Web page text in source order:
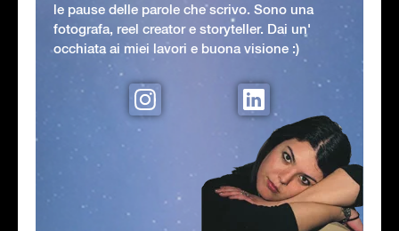
le pause delle parole che scrivo. Sono una
fotografa, reel creator e storyteller. Dai un'
occhiata ai miei lavori e buona visione :)